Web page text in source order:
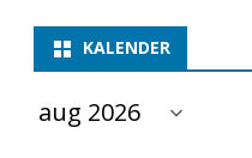
e
n
s
KALENDER